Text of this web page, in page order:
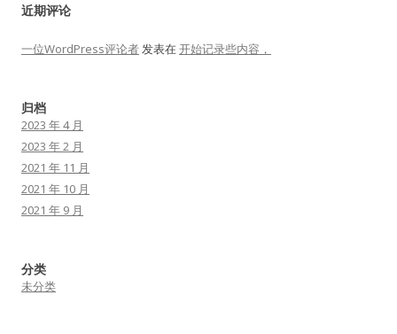
近期评论
一位WordPress评论者发表在开始记录些内容，
归档
2023 年 4 月
2023 年 2 月
2021 年 11 月
2021 年 10 月
2021 年 9 月
分类
未分类